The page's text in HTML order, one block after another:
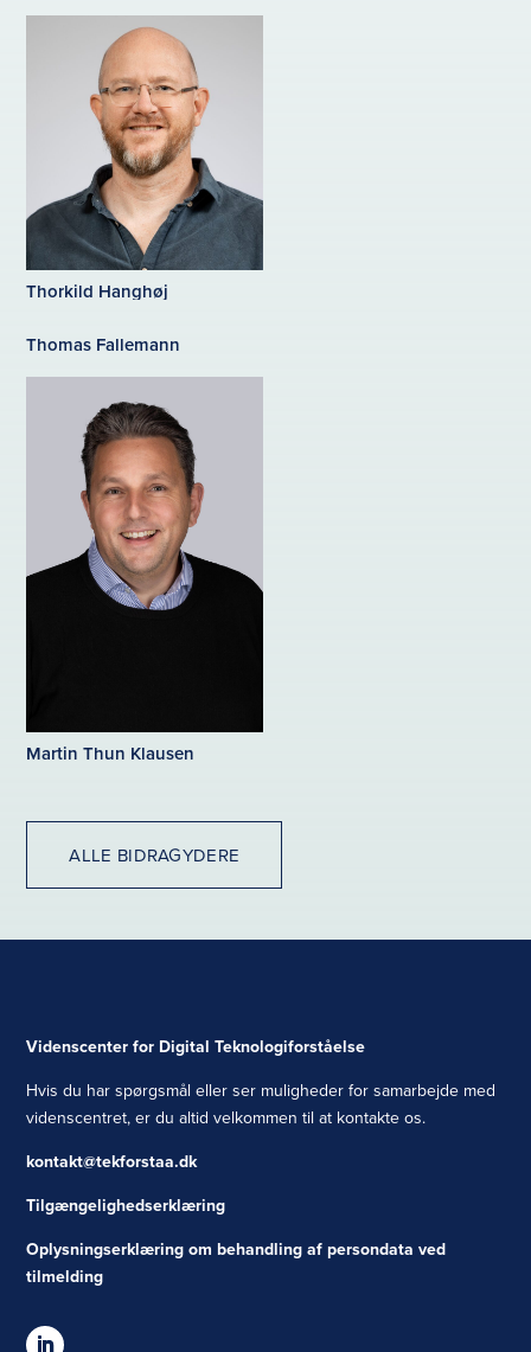
Thorkild Hanghøj
Thomas Fallemann
Martin Thun Klausen
ALLE BIDRAGYDERE
Videnscenter for Digital Teknologiforståelse
Hvis du har spørgsmål eller ser muligheder for samarbejde med
videnscentret, er du altid velkommen til at kontakte os.
kontakt@tekforstaa.dk
Tilgængelighedserklæring
Oplysningserklæring om behandling af persondata ved
tilmelding